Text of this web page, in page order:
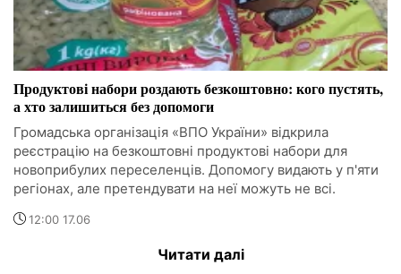
Продуктові набори роздають безкоштовно: кого пустять,
а хто залишиться без допомоги
Громадська організація «ВПО України» відкрила
реєстрацію на безкоштовні продуктові набори для
новоприбулих переселенців. Допомогу видають у п'яти
регіонах, але претендувати на неї можуть не всі.
12:00 17.06
Читати далі